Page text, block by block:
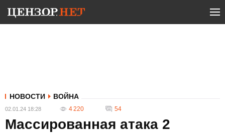
НОВОСТИ ВОЙНА
02.01.24 18:28 4 220 54
Массированная атака 2